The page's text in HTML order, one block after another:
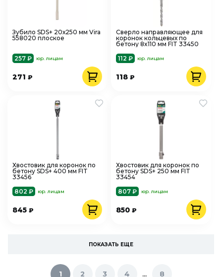
Зубило SDS+ 20х250 мм Vira
558020 плоское
257 ₽ юр. лицам
271 ₽
Сверло направляющее для
коронок кольцевых по
бетону 8x110 мм FIT 33450
112 ₽
юр. лицам
118₽
Хвостовик для коронок по
бетону SDS+ 400 мм FIT
33456
802 ₽
юр. лицам
845 ₽
Хвостовик для коронок по
бетону SDS+ 250 мм FIT
33454
807 ₽
юр. лицам
850₽
ПОКАЗАТЬ ЕЩЕ
1 2 3 4 ... 8